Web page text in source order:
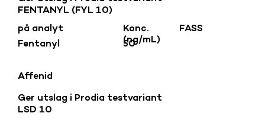
Fentanyl
FENTANYL (FYL 10)
50
på analyt
Konc.
(ng/mL)
FASS
Affenid
LSD 10
Ger utslag i Prodia testvariant